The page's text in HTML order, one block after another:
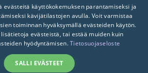
periaatteet
FINNISH
SWEDISH
evästeitä käyttökokemuksen parantamiseksi ja
kävijätilastojen avulla. Voit varmistaa
toiminnan hyväksymällä evästeiden käytön.
evästeistä, tai estää muiden kuin
hyödyntämisen.Tietosuojaseloste
SALLI EVÄSTEET